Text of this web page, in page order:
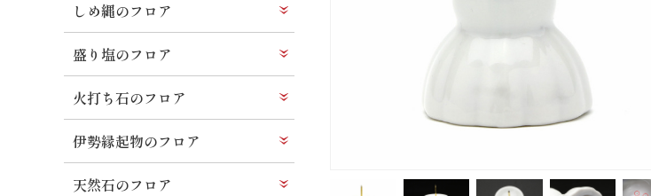
しめ縄のフロア
盛り塩のフロア
火打ち石のフロア
伊勢縁起物のフロア
天然石のフロア